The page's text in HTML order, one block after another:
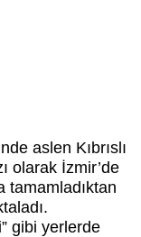
aslen Kıbrıslı
olarak İzmir’de
tamamladıktan
gibi yerlerde